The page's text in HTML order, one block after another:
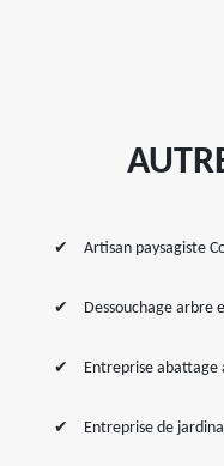
Artisan paysagiste
Dessouchage arbre
Entreprise abattage
Entreprise de